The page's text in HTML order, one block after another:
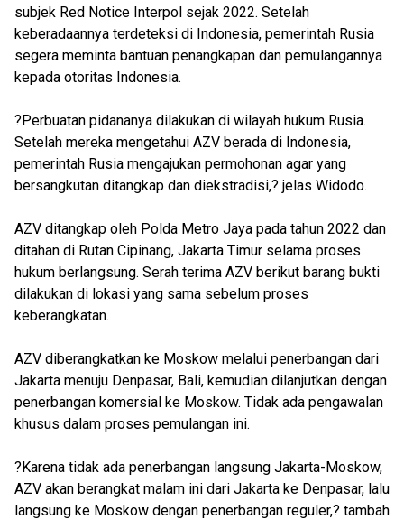
subjek Red Notice Interpol sejak 2022. Setelah
keberadaannya terdeteksi di Indonesia, pemerintah Rusia
segera meminta bantuan penangkapan dan pemulangannya
kepada otoritas Indonesia.
?Perbuatan pidananya dilakukan di wilayah hukum Rusia.
Setelah mereka mengetahui AZV berada di Indonesia,
pemerintah Rusia mengajukan permohonan agar yang
bersangkutan ditangkap dan diekstradisi,? jelas Widodo.
AZV ditangkap oleh Polda Metro Jaya pada tahun 2022 dan
ditahan di Rutan Cipinang, Jakarta Timur selama proses
hukum berlangsung. Serah terima AZV berikut barang bukti
dilakukan di lokasi yang sama sebelum proses
keberangkatan.
AZV diberangkatkan ke Moskow melalui penerbangan dari
Jakarta menuju Denpasar, Bali, kemudian dilanjutkan dengan
penerbangan komersial ke Moskow. Tidak ada pengawalan
khusus dalam proses pemulangan ini.
?Karena tidak ada penerbangan langsung Jakarta-Moskow,
AZV akan berangkat malam ini dari Jakarta ke Denpasar, lalu
langsung ke Moskow dengan penerbangan reguler,? tambah